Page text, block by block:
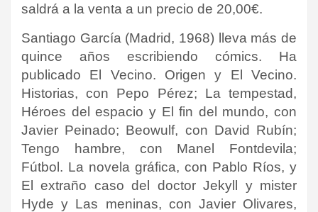
saldrá a la venta a un precio de 20,00€.
Santiago García (Madrid, 1968) lleva más de
quince años escribiendo cómics. Ha
publicado El Vecino. Origen y El Vecino.
Historias, con Pepo Pérez; La tempestad,
Héroes del espacio y El fin del mundo, con
Javier Peinado; Beowulf, con David Rubín;
Tengo hambre, con Manel Fontdevila;
Fútbol. La novela gráfica, con Pablo Ríos, y
El extraño caso del doctor Jekyll y mister
Hyde y Las meninas, con Javier Olivares,